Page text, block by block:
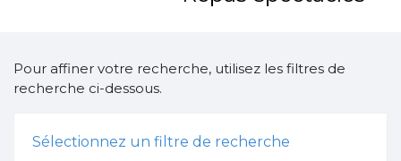
Pour affiner votre recherche, utilisez les filtres de
recherche ci-dessous.
Sélectionnez un filtre de recherche